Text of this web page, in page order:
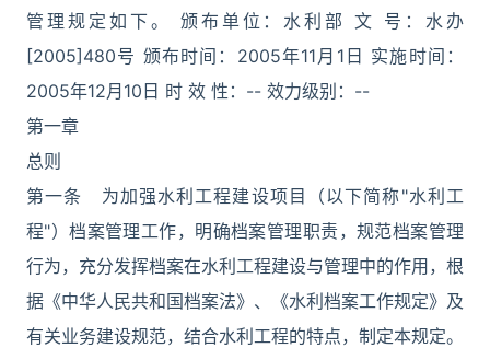
管理规定如下。 颁布单位：水利部 文 号：水办
[2005]480号 颁布时间：2005年11月1日 实施时间：
2005年12月10日 时 效 性：-- 效力级别：--
第一章
总则
第一条 为加强水利工程建设项目（以下简称"水利工
程"）档案管理工作，明确档案管理职责，规范档案管理
行为，充分发挥档案在水利工程建设与管理中的作用，根
据《中华人民共和国档案法》、《水利档案工作规定》及
有关业务建设规范，结合水利工程的特点，制定本规定。